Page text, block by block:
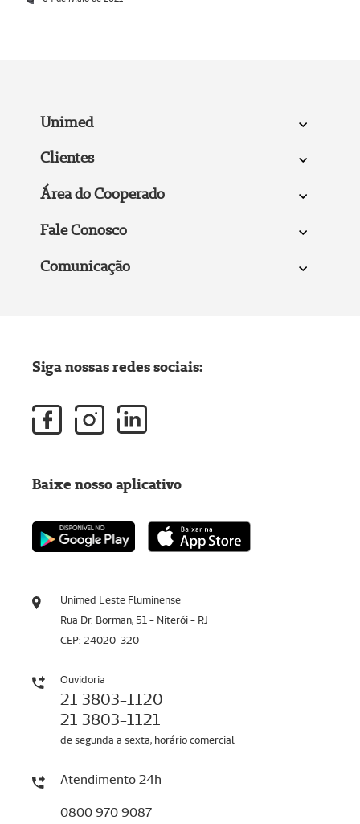
Unimed
Clientes
Área do Cooperado
Fale Conosco
Comunicação
Unimed Leste Fluminense
Rua Dr. Borman, 51 - Niterói - RJ
CEP: 24020-320
Ouvidoria
21 3803-1120
21 3803-1121
de segunda a sexta, horário comercial
Atendimento 24h
0800 970 9087
Siga nossas redes sociais:
Baixe nosso aplicativo